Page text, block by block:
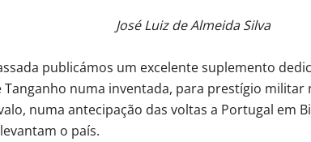
José Luiz de Almeida Silva
publicámos um excelente suplemento
Tanganho numa inventada, para prestígio militar
numa antecipação das voltas a Portugal em
o país.